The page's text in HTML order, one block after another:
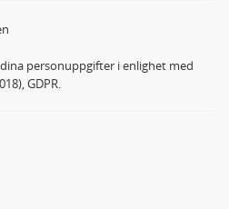
personuppgifter i enlighet med
GDPR.